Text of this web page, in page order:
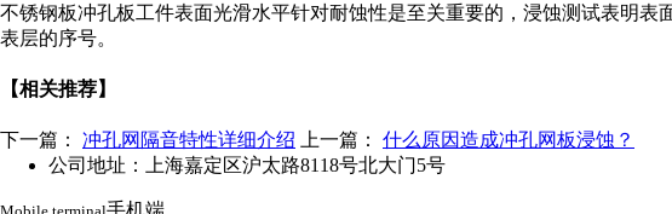
不锈钢板冲孔板工件表面光滑水平针对耐蚀性是至关重要的，浸蚀测试表明
表层的序号。
【相关推荐】
下一篇： 冲孔网隔音特性详细介绍 上一篇： 什么原因造成冲孔网板浸蚀？
公司地址：上海嘉定区沪太路8118号北大门5号